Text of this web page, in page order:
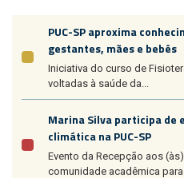
PUC-SP aproxima
gestantes, mães e bebês
Iniciativa do curso de
voltadas à saúde da...
Marina Silva participa de
climática na PUC-SP
Evento da Recepção aos
comunidade acadêmica para...